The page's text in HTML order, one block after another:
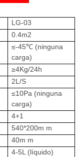
LG-03
0.4m2
≤-45℃ (ninguna
carga)
≥4Kg/24h
2L/S
≤10Pa (ninguna
carga)
4+1
540*200m m
40m m
4-5L (líquido)